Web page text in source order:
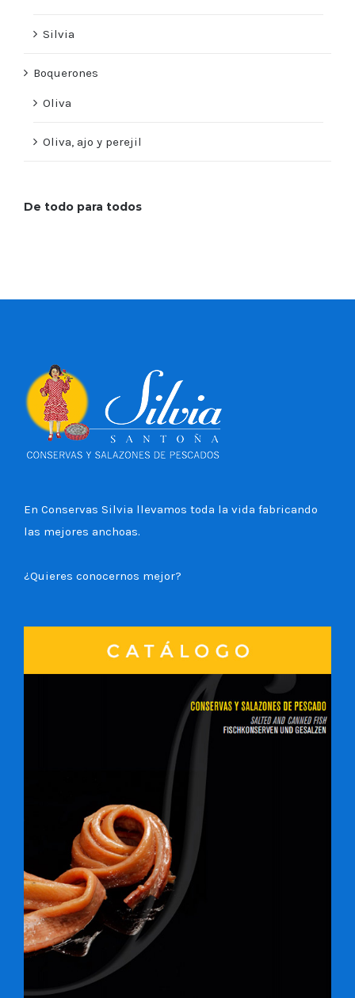
Silvia
Boquerones
Oliva
Oliva, ajo y perejil
De todo para todos
En Conservas Silvia llevamos toda la vida fabricando
las mejores anchoas.
¿Quieres conocernos mejor?